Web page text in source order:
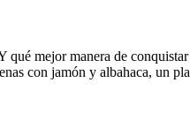
qué mejor manera de
con jamón y albahaca, un